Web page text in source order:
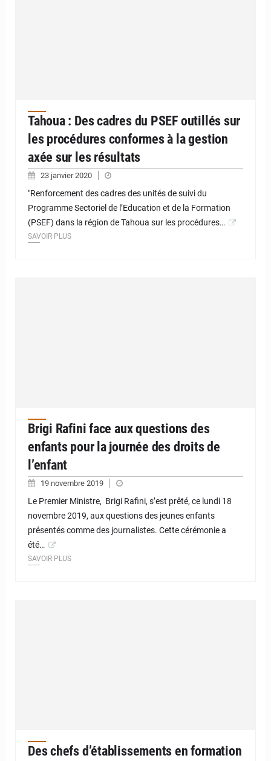
Tahoua : Des cadres du PSEF outillés sur
les procédures conformes à la gestion
axée sur les résultats
23 janvier 2020
"Renforcement des cadres des unités de suivi du
Programme Sectoriel de l’Education et de la Formation
(PSEF) dans la région de Tahoua sur les procédures…
SAVOIR PLUS
Brigi Rafini face aux questions des
enfants pour la journée des droits de
l’enfant
19 novembre 2019
Le Premier Ministre, Brigi Rafini, s’est prêté, ce lundi 18
novembre 2019, aux questions des jeunes enfants
présentés comme des journalistes. Cette cérémonie a
été…
SAVOIR PLUS
Des chefs d’établissements en formation